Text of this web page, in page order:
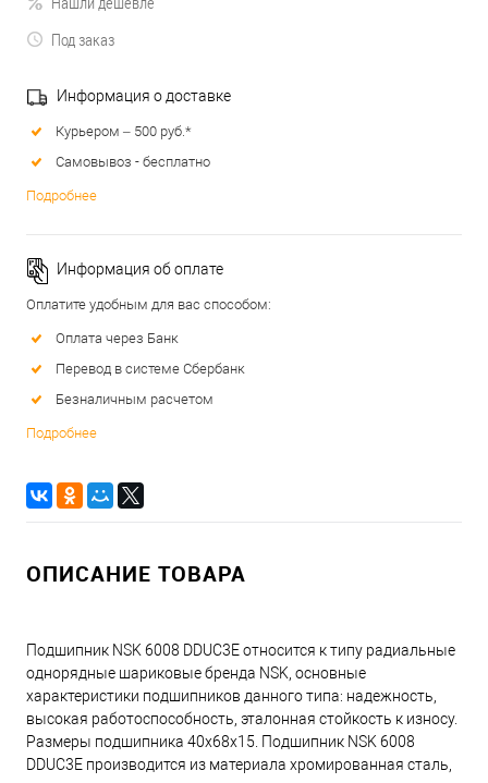
Под заказ
Информация о доставке
Курьером – 500 руб.*
Самовывоз - бесплатно
Подробнее
Информация об оплате
Оплатите удобным для вас способом:
Оплата через Банк
Перевод в системе Сбербанк
Безналичным расчетом
Подробнее
ОПИСАНИЕ ТОВАРА
Подшипник NSK 6008 DDUC3E относится к типу радиальные
однорядные шариковые бренда NSK, основные
характеристики подшипников данного типа: надежность,
высокая работоспособность, эталонная стойкость к износу.
Размеры подшипника 40x68x15. Подшипник NSK 6008
DDUC3E производится из материала хромированная сталь,